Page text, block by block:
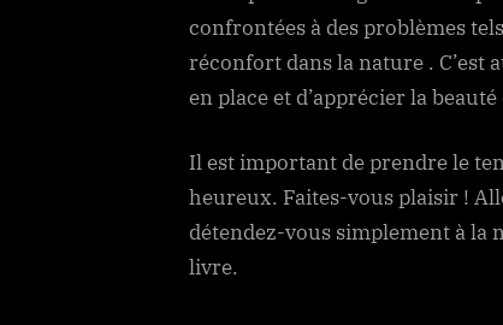
confrontées à des problèmes
réconfort dans la nature . C’est
en place et d’apprécier la
Il est important de prendre le
heureux. Faites-vous plaisir !
détendez-vous simplement à la
livre.